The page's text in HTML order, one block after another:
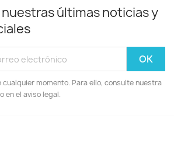
últimas noticias y
cualquier momento. Para ello, consulte nuestra
en el aviso legal.